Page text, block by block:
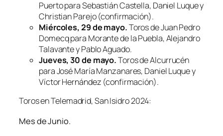
Puerto para Sebastián Castella, Daniel Luque y
Christian Parejo (confirmación).
Miércoles, 29 de mayo.Toros de Juan Pedro
Domecq para Morante de la Puebla, Alejandro
Talavante y Pablo Aguado.
Jueves, 30 de mayo.Toros de Alcurrucén
para José María Manzanares, Daniel Luque y
Víctor Hernández (confirmación).
Toros en Telemadrid, San Isidro 2024:
Mes de Junio.